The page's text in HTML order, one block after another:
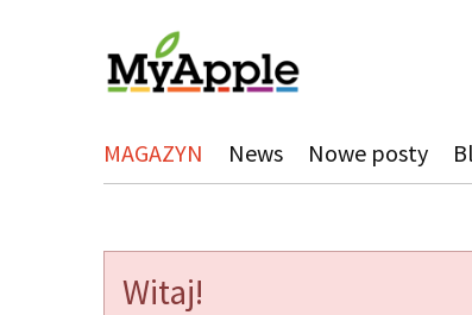
MAGAZYN News Nowe posty
Witaj!